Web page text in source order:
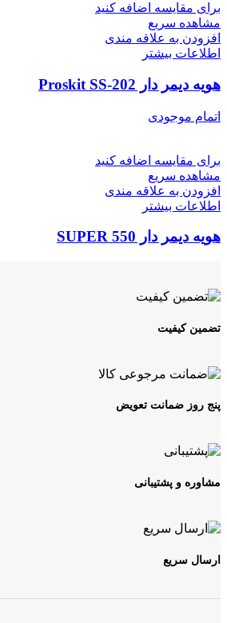
برای مقایسه اضافه کنید
مشاهده سریع
افزودن به علاقه مندی
اطلاعات بیشتر
هویه دیمر دار Proskit SS-202
اتمام موجودی
برای مقایسه اضافه کنید
مشاهده سریع
افزودن به علاقه مندی
اطلاعات بیشتر
هویه دیمر دار SUPER 550
تضمین کیفیت
پنج روز ضمانت تعویض
مشاوره و پشتیبانی
ارسال سریع